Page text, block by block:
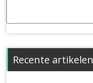
Recente artikelen